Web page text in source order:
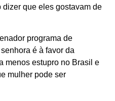
dizer que eles gostavam de
programa de
é à favor da
menos estupro no Brasil e
mulher pode ser